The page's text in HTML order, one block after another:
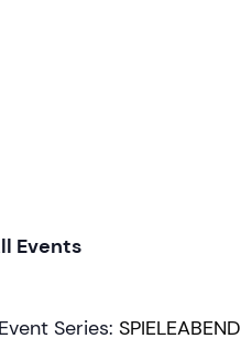
Events
Event Series: SPIELEABEND